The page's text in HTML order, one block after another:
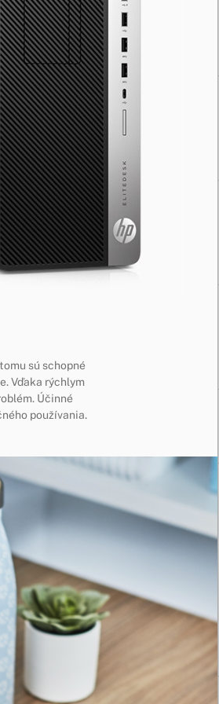
sú schopné
Vďaka rýchlym
Účinné
používania.